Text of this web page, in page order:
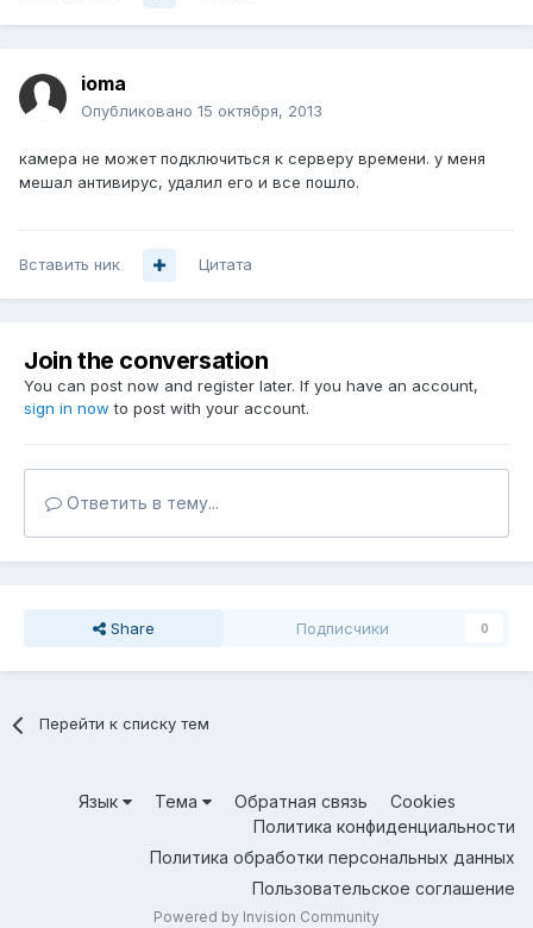
ioma
Опубликовано 15 октября, 2013
камера не может подключиться к серверу времени. у меня
мешал антивирус, удалил его и все пошло.
Вставить ник Цитата
Join the conversation
You can post now and register later. If you have an account,
sign in now to post with your account.
Ответить в тему...
Share Подписчики 0
Перейти к списку тем
Язык Тема Обратная связь
Cookies
Политика конфиденциальности
Политика обработки персональных данных
Пользовательское соглашение
Powered by Invision Community